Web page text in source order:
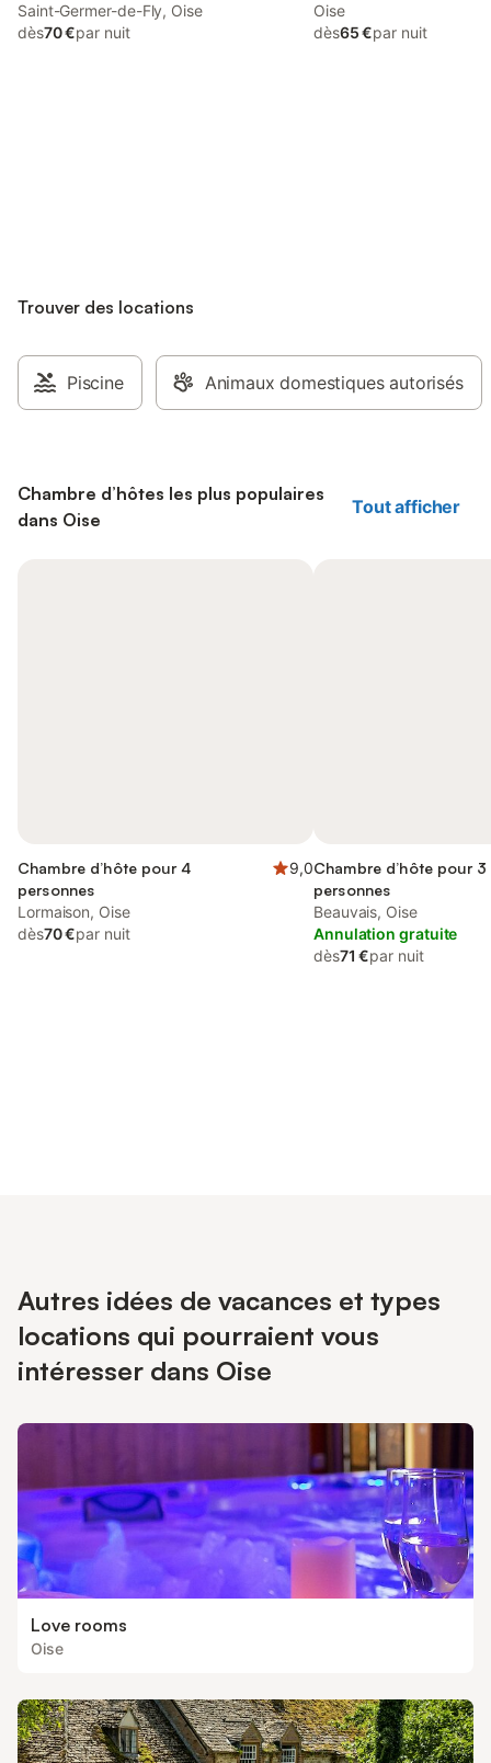
Saint-Germer-de-Fly, Oise
dès70 €par nuit
Oise
dès65 €par nuit
Trouver des locations
Piscine Animaux domestiques autorisés
Chambre d’hôtes les plus populaires
dans Oise
Tout afficher
Chambre d’hôte pour 4
personnes
9,0
Lormaison, Oise
dès70 €par nuit
Chambre d’hôte pour 3
personnes
Beauvais, Oise
Annulation gratuite
dès71 €par nuit
Autres idées de vacances et types
locations qui pourraient vous
intéresser dans Oise
Love rooms
Oise